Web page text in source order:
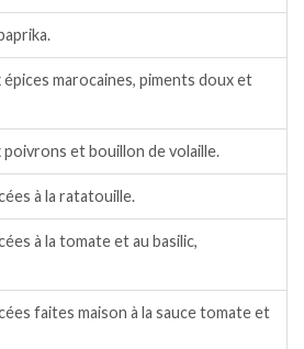
marocaines, piments doux et
et bouillon de volaille.
à la ratatouille.
à la tomate et au basilic,
faites maison à la sauce tomate et